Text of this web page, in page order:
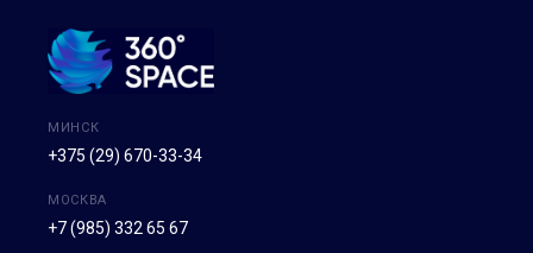
МИНСК
+375 (29) 670-33-34
МОСКВА
+7 (985) 332 65 67